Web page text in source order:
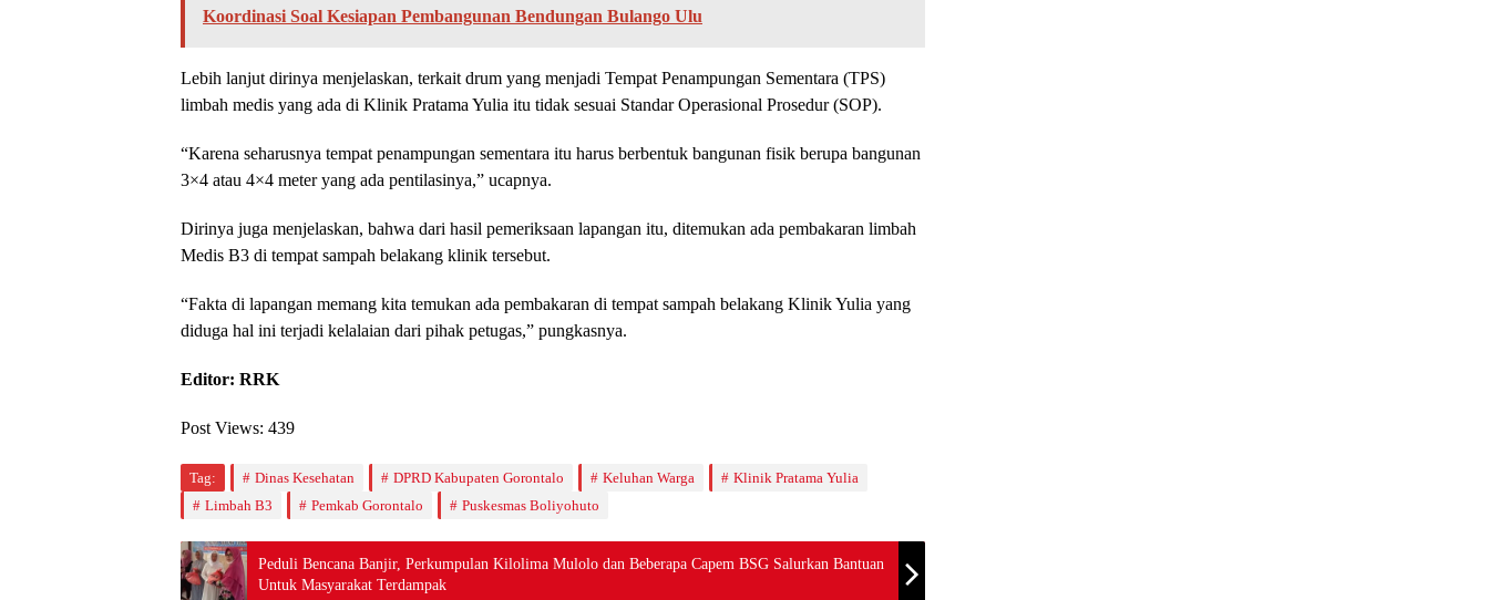
Koordinasi Soal Kesiapan Pembangunan Bendungan Bulango Ulu
Lebih lanjut dirinya menjelaskan, terkait drum yang menjadi Tempat Penampungan Sementara (TPS)
limbah medis yang ada di Klinik Pratama Yulia itu tidak sesuai Standar Operasional Prosedur (SOP).
“Karena seharusnya tempat penampungan sementara itu harus berbentuk bangunan fisik berupa bangunan
3×4 atau 4×4 meter yang ada pentilasinya,” ucapnya.
Dirinya juga menjelaskan, bahwa dari hasil pemeriksaan lapangan itu, ditemukan ada pembakaran limbah
Medis B3 di tempat sampah belakang klinik tersebut.
“Fakta di lapangan memang kita temukan ada pembakaran di tempat sampah belakang Klinik Yulia yang
diduga hal ini terjadi kelalaian dari pihak petugas,” pungkasnya.
Editor: RRK
Post Views: 439
Tag: Dinas Kesehatan DPRD Kabupaten Gorontalo Keluhan Warga
Klinik Pratama Yulia
Limbah B3
Pemkab Gorontalo Puskesmas Boliyohuto
Peduli Bencana Banjir, Perkumpulan Kilolima Mulolo dan Beberapa Capem BSG Salurkan Bantuan
Untuk Masyarakat Terdampak